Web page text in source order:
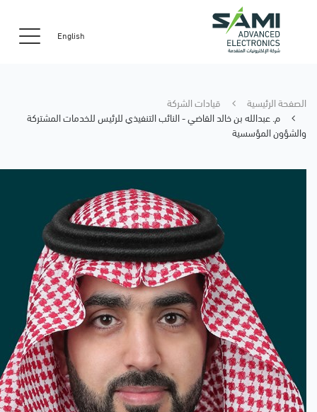
English
الصفحة الرئيسية
قيادات الشركة
م. عبدالله بن خالد القاضي - النائب التنفيذي للرئيس للخدمات المشتركة
والشؤون المؤسسية